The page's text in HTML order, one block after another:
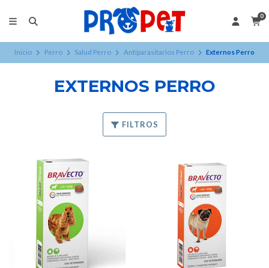
0
Inicio Perro Salud Perro Antiparasitarios Perro Externos Perro
EXTERNOS PERRO
FILTROS